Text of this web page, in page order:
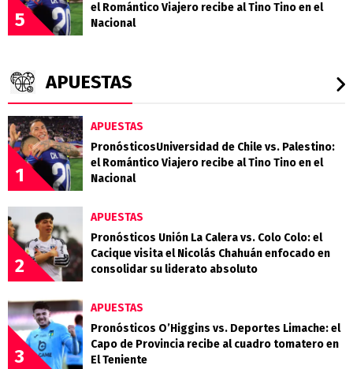
5
el Romántico Viajero recibe al Tino Tino en el
Nacional
APUESTAS
1
APUESTAS
PronósticosUniversidad de Chile vs. Palestino:
el Romántico Viajero recibe al Tino Tino en el
Nacional
2
APUESTAS
Pronósticos Unión La Calera vs. Colo Colo: el
Cacique visita el Nicolás Chahuán enfocado en
consolidar su liderato absoluto
3
APUESTAS
Pronósticos O’Higgins vs. Deportes Limache: el
Capo de Provincia recibe al cuadro tomatero en
El Teniente